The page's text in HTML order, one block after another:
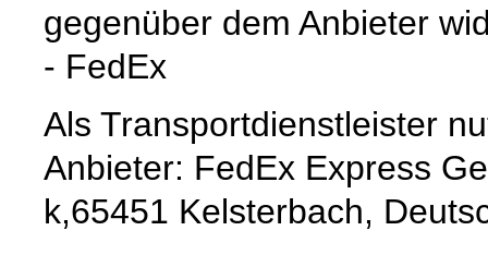
gegenüber dem Anbieter
- FedEx
Als Transportdienstleister
Anbieter: FedEx Express
k,65451 Kelsterbach,